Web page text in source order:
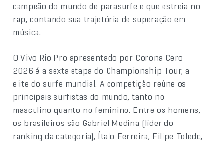
campeão do mundo de parasurfe e que estreia no
rap, contando sua trajetória de superação em
música.
O Vivo Rio Pro apresentado por Corona Cero
2026 é a sexta etapa do Championship Tour, a
elite do surfe mundial. A competição reúne os
principais surfistas do mundo, tanto no
masculino quanto no feminino. Entre os homens,
os brasileiros são Gabriel Medina (líder do
ranking da categoria), Ítalo Ferreira, Filipe Toledo,